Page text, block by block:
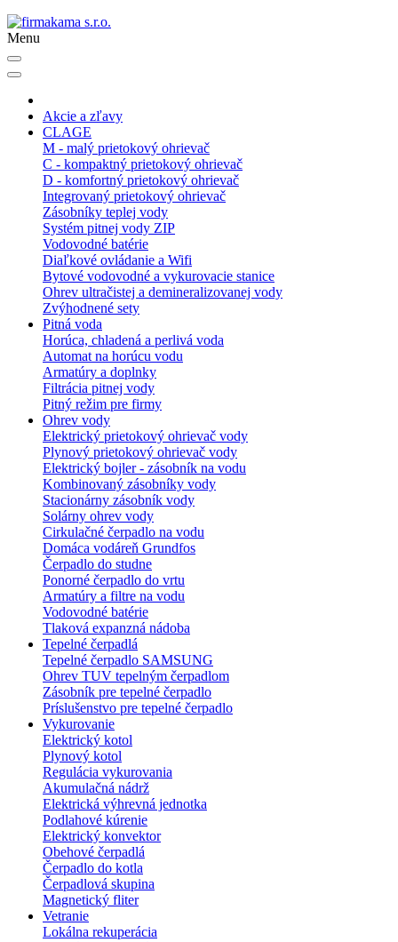
Menu
Akcie a zľavy
CLAGE
M - malý prietokový ohrievač
C - kompaktný prietokový ohrievač
D - komfortný prietokový ohrievač
Integrovaný prietokový ohrievač
Zásobníky teplej vody
Systém pitnej vody ZIP
Vodovodné batérie
Diaľkové ovládanie a Wifi
Bytové vodovodné a vykurovacie stanice
Ohrev ultračistej a demineralizovanej vody
Zvýhodnené sety
Pitná voda
Horúca, chladená a perlivá voda
Automat na horúcu vodu
Armatúry a doplnky
Filtrácia pitnej vody
Pitný režim pre firmy
Ohrev vody
Elektrický prietokový ohrievač vody
Plynový prietokový ohrievač vody
Elektrický bojler - zásobník na vodu
Kombinovaný zásobníky vody
Stacionárny zásobník vody
Solárny ohrev vody
Cirkulačné čerpadlo na vodu
Domáca vodáreň Grundfos
Čerpadlo do studne
Ponorné čerpadlo do vrtu
Armatúry a filtre na vodu
Vodovodné batérie
Tlaková expanzná nádoba
Tepelné čerpadlá
Tepelné čerpadlo SAMSUNG
Ohrev TUV tepelným čerpadlom
Zásobník pre tepelné čerpadlo
Príslušenstvo pre tepelné čerpadlo
Vykurovanie
Elektrický kotol
Plynový kotol
Regulácia vykurovania
Akumulačná nádrž
Elektrická výhrevná jednotka
Podlahové kúrenie
Elektrický konvektor
Obehové čerpadlá
Čerpadlo do kotla
Čerpadlová skupina
Magnetický fliter
Vetranie
Lokálna rekuperácia